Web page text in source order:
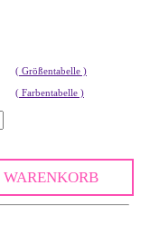
( Größentabelle )
( Farbentabelle )